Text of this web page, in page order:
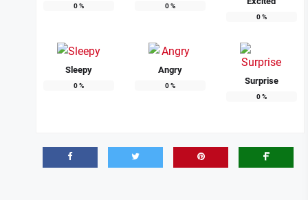
0% 0%
0%
Sleepy
0%
Angry
0% Surprise
0%